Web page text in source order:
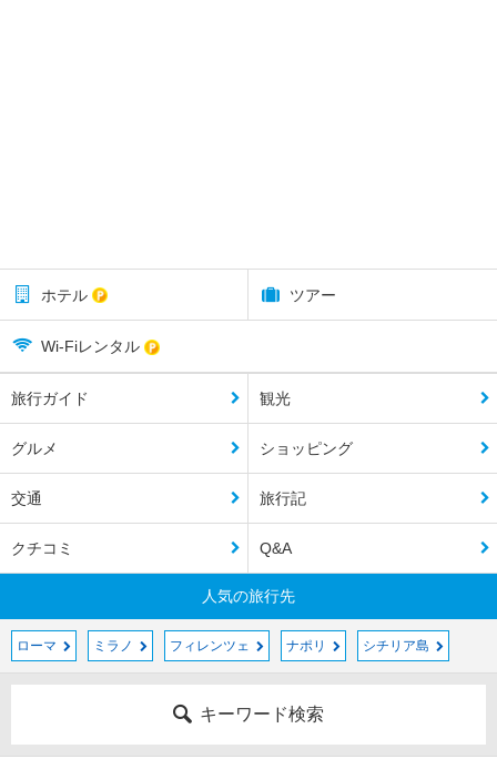
ホテル ツアー
Wi-Fiレンタル
旅行ガイド 観光
グルメ ショッピング
交通 旅行記
クチコミ Q&A
人気の旅行先
ローマ ミラノ フィレンツェ ナポリ シチリア島
キーワード検索